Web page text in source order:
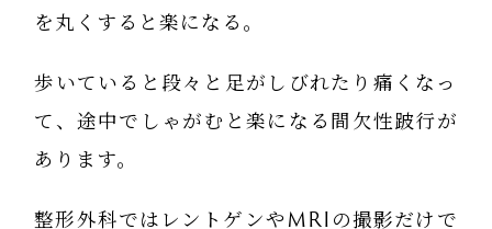
を丸くすると楽になる。
歩いていると段々と足がしびれたり痛くなっ
て、途中でしゃがむと楽になる間欠性跛行が
あります。
整形外科ではレントゲンやMRIの撮影だけで